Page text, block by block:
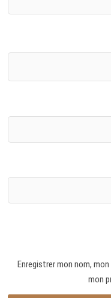
Enregistrer mon nom,
mon